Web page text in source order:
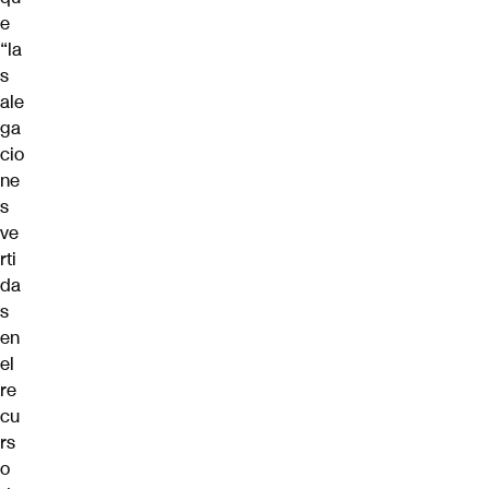
e
“la
s
ale
ga
cio
ne
s
ve
rti
da
s
en
el
re
cu
rs
o